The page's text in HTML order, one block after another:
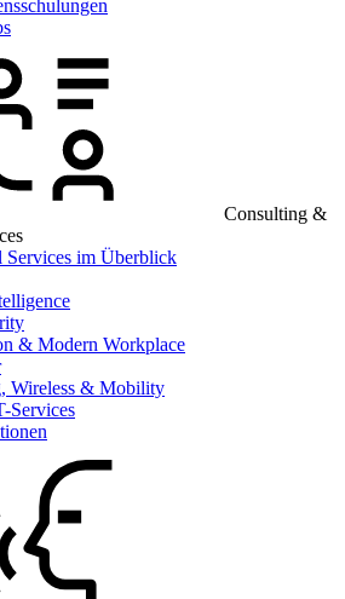
Consulting &
Services im Überblick
& Modern Workplace
Wireless & Mobility
Services